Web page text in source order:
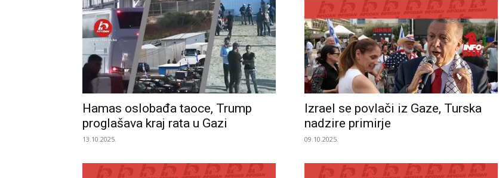
Hamas oslobađa taoce, Trump
proglašava kraj rata u Gazi
13.10.2025.
Izrael se povlači iz Gaze, Turska
nadzire primirje
09.10.2025.